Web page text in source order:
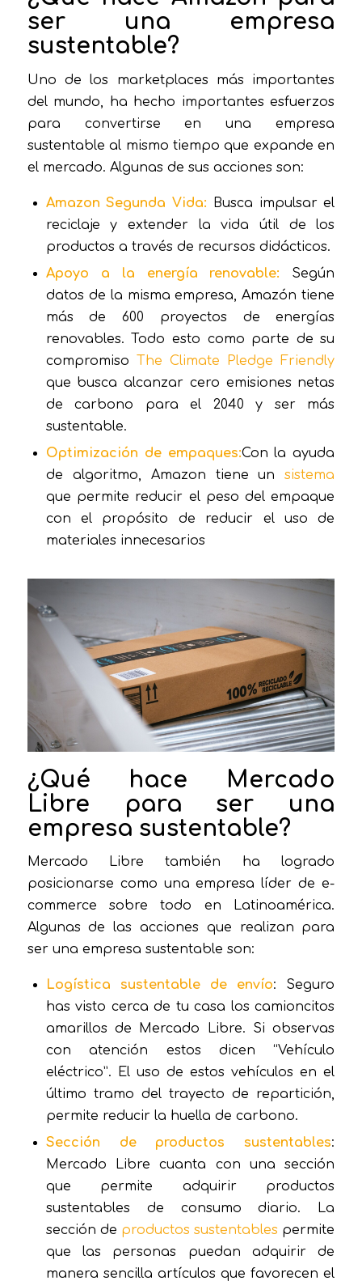
ser una empresa
sustentable?
Uno de los marketplaces más importantes
del mundo, ha hecho importantes esfuerzos
para convertirse en una empresa
sustentable al mismo tiempo que expande en
el mercado. Algunas de sus acciones son:
Amazon Segunda Vida: Busca impulsar el
reciclaje y extender la vida útil de los
productos a través de recursos didácticos.
Apoyo a la energía renovable: Según
datos de la misma empresa, Amazón tiene
más de 600 proyectos de energías
renovables. Todo esto como parte de su
compromiso The Climate Pledge Friendly
que busca alcanzar cero emisiones netas
de carbono para el 2040 y ser más
sustentable.
Optimización de empaques:Con la ayuda
de algoritmo, Amazon tiene un sistema
que permite reducir el peso del empaque
con el propósito de reducir el uso de
materiales innecesarios
¿Qué hace Mercado
Libre para ser una
empresa sustentable?
Mercado Libre también ha logrado
posicionarse como una empresa líder de e-
commerce sobre todo en Latinoamérica.
Algunas de las acciones que realizan para
ser una empresa sustentable son:
Logística sustentablede envío: Seguro
has visto cerca de tu casa los camioncitos
amarillos de Mercado Libre. Si observas
con atención estos dicen “Vehículo
eléctrico”. El uso de estos vehículos en el
último tramo del trayecto de repartición,
permite reducir la huella de carbono.
Sección de productos sustentables:
Mercado Libre cuanta con una sección
que permite adquirir productos
sustentables de consumo diario. La
sección de productos sustentables permite
que las personas puedan adquirir de
manera sencilla artículos que favorecen el